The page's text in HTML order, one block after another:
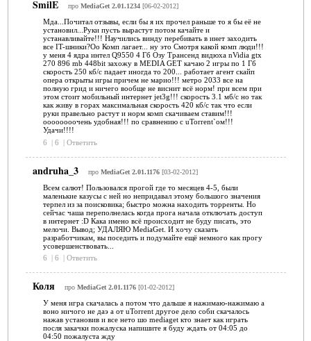
SmilE про MediaGet 2.01.1234[06-02-2012]
Мда...Почитал отзывы, если бы я их прочел раньше то я бы её не
установил...Руки пусть вырастут потом качайте и
устанавливайте!!! Научились винду перебивать в инет заходить
все IT-шники?Оо Комп лагает... ну это Смотря какой комп люди!!!
у меня 4 ядра интел Q9550 4 Гб Озу Трансенд видюха nVidia gtx
270 896 mb 448bit захожу в MEDIA GET качаю 2 игры по 1 Гб
скорость 250 кб/с падает иногда то 200... работает агент скайп
опера открыты игры причем не марио!!! метро 2033 все на
полную грид и ничего вообще не виснит всё норм! при всем при
этом стоит мобильный интернет jet3g!!! скорость 3.1 мб/с но так
как живу в горах максимальная скорость 420 кб/с так что если
руки правельно растут и норм комп скачиваем ставим!!!
оооооооочень удобная!!! по сравнению с uTorrent`ом!!!
Удачи!!!!
6
| 6 | Ответить
andruha_3 про MediaGet 2.01.1176[03-02-2012]
Всем салют! Пользовался прогой где то месяцев 4-5, были
маленькие казусы с ней но непридавал этому большого значения
терпел из за поисковика; быстро можна находить торренты. Но
сейчас чаша переполнелась когда прога начала отключать доступ
в интернет :D Кака имено всё происходит не буду писать, это
мелочи. Вывод; УДАЛЯЮ MediaGet. И хочу сказать
разработчикам, вы поседить и подумайте ещё немного как прогу
усовершенствовать...
6
| 6 | Ответить
Коля про MediaGet 2.01.1176[01-02-2012]
У меня игра скачалась а потом что дальше я нажимаю-нажимаю а
воно ничого не даэ а от uTorrent другое дело соби скачалось
нажав установив и все нето шо mediaget кто знает как играть
посля закачки пожалуска напишите я буду ждать от 04:05 до
04:50 пожалуста жду